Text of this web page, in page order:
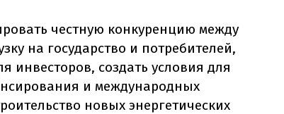
честную конкуренцию между
на государство и потребителей,
инвесторов, создать условия для
и международных
новых энергетических